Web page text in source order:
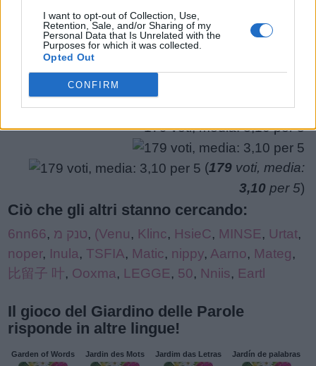
I want to opt-out of Collection, Use,
Retention, Sale, and/or Sharing of my
Personal Data that Is Unrelated with the
Purposes for which it was collected.
Opted Out
CONFIRM
lettere
puzzle:
Livello di gioco non trovato.
(179 voti, media:
3,10 per 5)
Ciò che gli altri stanno cercando:
6nn66, טנק מ, (Venu, Klinc, HsieC, MINSE, Urtat,
noper, Inula, TSFIA, Matic, nippy, Aarno, Mateg,
比留子 叶, Ooxma, LEGGE, 50, Nniis, Eartl
Il gioco del Giardino delle Parole
risponde in altre lingue!
Garden of Words Jardin des Mots Jardim das Letras Jardín de palabras